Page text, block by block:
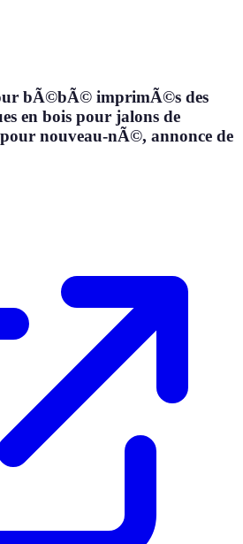
bÃ©bÃ© imprimÃ©s des
en bois pour jalons de
pour nouveau-nÃ©, annonce de